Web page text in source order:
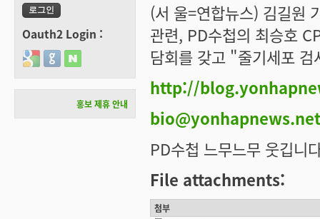
(서 울=연합뉴스) 김길원
관련, PD수첩의 최승호
담회를 갖고 "줄기세포
http://
bio@yonhapnews.net
PD수첩 느무느무 웃깁니
File attachments:
첨부
Oauth2 Login :
Login with Google
Login with GitHub
Login with Naver
홍보 제휴 안내